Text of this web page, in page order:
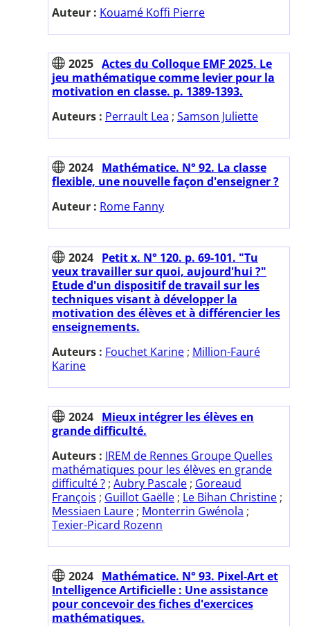
Auteur : Kouamé Koffi Pierre
2025 Actes du Colloque EMF 2025. Le
jeu mathématique comme levier pour la
motivation en classe. p. 1389-1393.
Auteurs : Perrault Lea ; Samson Juliette
2024 Mathématice. N° 92. La classe
flexible, une nouvelle façon d'enseigner ?
Auteur : Rome Fanny
2024 Petit x. N° 120. p. 69-101. "Tu
veux travailler sur quoi, aujourd'hui ?"
Etude d'un dispositif de travail sur les
techniques visant à développer la
motivation des élèves et à différencier les
enseignements.
Auteurs : Fouchet Karine ; Million-Fauré
Karine
2024 Mieux intégrer les élèves en
grande difficulté.
Auteurs : IREM de Rennes Groupe Quelles
mathématiques pour les élèves en grande
difficulté ? ; Aubry Pascale ; Goreaud
François ; Guillot Gaëlle ; Le Bihan Christine ;
Messiaen Laure ; Monterrin Gwénola ;
Texier-Picard Rozenn
2024 Mathématice. N° 93. Pixel-Art et
Intelligence Artificielle : Une assistance
pour concevoir des fiches d'exercices
mathématiques.